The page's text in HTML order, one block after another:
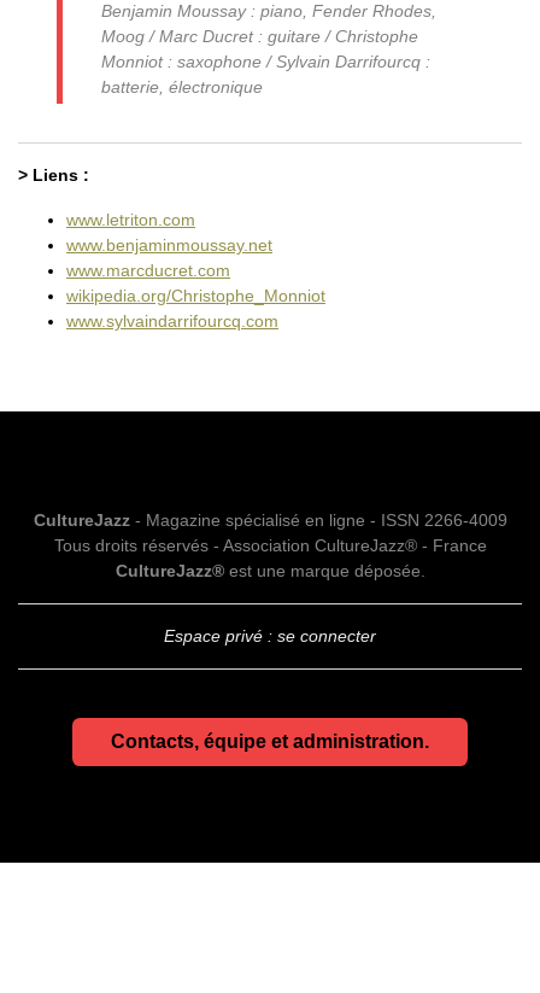
Benjamin Moussay : piano, Fender Rhodes,
Moog / Marc Ducret : guitare / Christophe
Monniot : saxophone / Sylvain Darrifourcq :
batterie, électronique
> Liens :
www.letriton.com
www.benjaminmoussay.net
www.marcducret.com
wikipedia.org/Christophe_Monniot
www.sylvaindarrifourcq.com
CultureJazz- Magazine spécialisé en ligne - ISSN 2266-4009
Tous droits réservés - Association CultureJazz® - France
CultureJazz®est une marque déposée.
Espace privé : se connecter
Contacts, équipe et administration.